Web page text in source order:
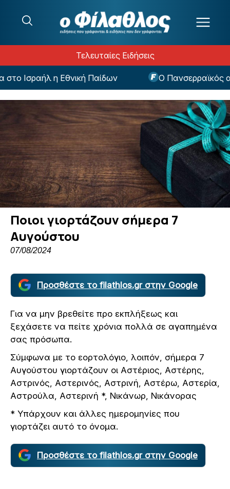
Τελευταίες Ειδήσεις
Ισραήλ η Εθνική Παίδων Ο Πανσερραϊκός
Ποιοι γιορτάζουν σήμερα 7
Αυγούστου
07/08/2024
Προσθέστε το filathlos.gr στην Google
Για να μην βρεθείτε προ εκπλήξεως και
ξεχάσετε να πείτε χρόνια πολλά σε αγαπημένα
σας πρόσωπα.
Σύμφωνα με το εορτολόγιο, λοιπόν, σήμερα 7
Αυγούστου γιορτάζουν οι Αστέριος, Αστέρης,
Αστρινός, Αστερινός, Αστρινή, Αστέρω, Αστερία,
Αστρούλα, Αστερινή *, Νικάνωρ, Νικάνορας
* Υπάρχουν και άλλες ημερομηνίες που
γιορτάζει αυτό το όνομα.
Προσθέστε το filathlos.gr στην Google